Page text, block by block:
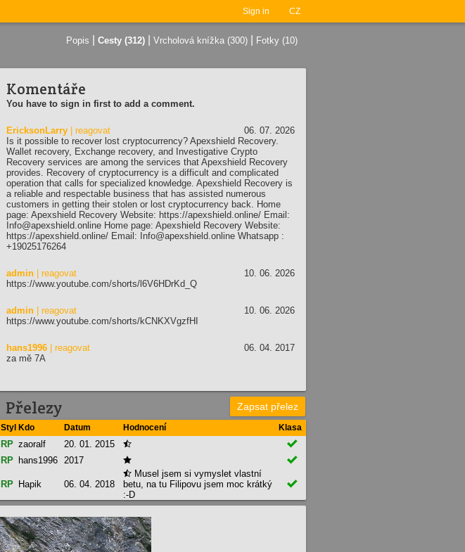
Sign in CZ
Popis Cesty (312) Vrcholová knížka (300) Fotky (10)
Komentáře
You have to sign in first to add a comment.
EricksonLarry | reagovat
06. 07. 2026
Is it possible to recover lost cryptocurrency? Apexshield Recovery.
Wallet recovery, Exchange recovery, and Investigative Crypto
Recovery services are among the services that Apexshield Recovery
provides. Recovery of cryptocurrency is a difficult and complicated
operation that calls for specialized knowledge. Apexshield Recovery is
a reliable and respectable business that has assisted numerous
customers in getting their stolen or lost cryptocurrency back. Home
page: Apexshield Recovery Website: https://apexshield.online/ Email:
Info@apexshield.online Home page: Apexshield Recovery Website:
https://apexshield.online/ Email: Info@apexshield.online Whatsapp :
+19025176264
admin | reagovat
10. 06. 2026
https://www.youtube.com/shorts/l6V6HDrKd_Q
admin | reagovat
10. 06. 2026
https://www.youtube.com/shorts/kCNKXVgzfHI
hans1996 | reagovat
06. 04. 2017
za mě 7A
Přelezy Zapsat přelez
Styl Kdo Datum Hodnocení Klasa
RP zaoralf 20. 01. 2015 

RP hans1996 2017  
RP Hapik 06. 04. 2018
 Musel jsem si vymyslet vlastní
betu, na tu Filipovu jsem moc krátký
:-D
